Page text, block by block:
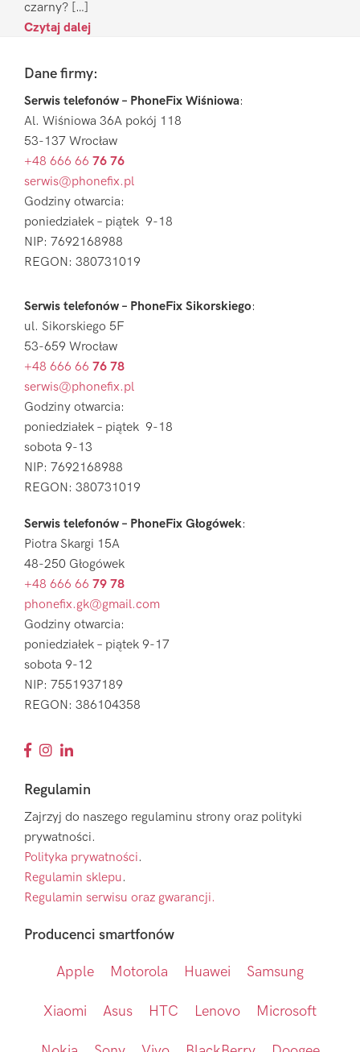
czarny? […]
Czytaj dalej
FooterDane firmy:
Serwis telefonów – PhoneFix Wiśniowa:
Al. Wiśniowa 36A pokój 118
53-137 Wrocław
+48 666 66 76 76
serwis@phonefix.pl
Godziny otwarcia:
poniedziałek – piątek 9-18
NIP: 7692168988
REGON: 380731019
Serwis telefonów – PhoneFix Sikorskiego:
ul. Sikorskiego 5F
53-659 Wrocław
+48 666 66 76 78
serwis@phonefix.pl
Godziny otwarcia:
poniedziałek – piątek 9-18
sobota 9-13
NIP: 7692168988
REGON: 380731019
Serwis telefonów – PhoneFix Głogówek:
Piotra Skargi 15A
48-250 Głogówek
+48 666 66 79 78
phonefix.gk@gmail.com
Godziny otwarcia:
poniedziałek – piątek 9-17
sobota 9-12
NIP: 7551937189
REGON: 386104358
Regulamin
Zajrzyj do naszego regulaminu strony oraz polityki
prywatności.
Polityka prywatności.
Regulamin sklepu.
Regulamin serwisu oraz gwarancji.
Producenci smartfonów
Apple Motorola Huawei Samsung
Xiaomi Asus HTC Lenovo Microsoft